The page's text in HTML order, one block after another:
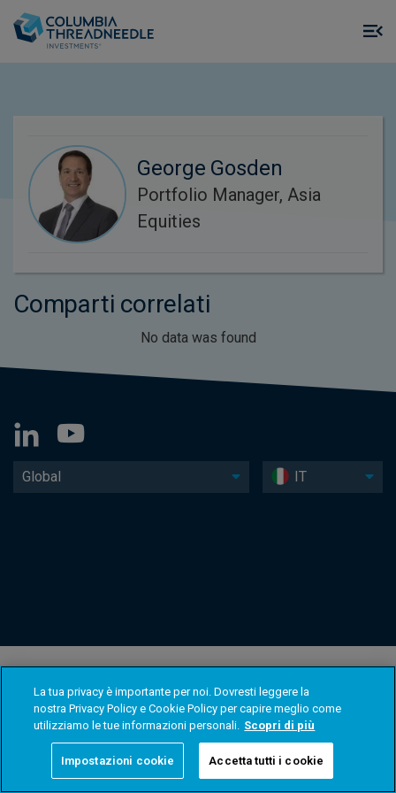
George Gosden
Portfolio Manager, Asia
Equities
Comparti correlati
No data was found
Global IT
La tua privacy è importante per noi. Dovresti leggere la
nostra Privacy Policy e Cookie Policy per capire meglio come
utilizziamo le tue informazioni personali. Scopri di più
Impostazioni cookie Accetta tutti i cookie